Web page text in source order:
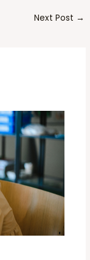
Next Post →